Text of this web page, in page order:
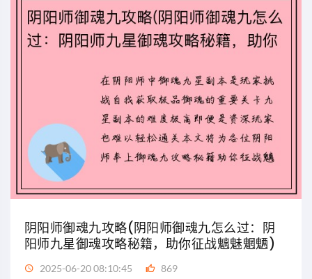
阴阳师御魂九攻略(阴阳师御魂九怎么过：阴
阳师九星御魂攻略秘籍，助你征战魑魅魍魉)
2025-06-20 08:10:45 869